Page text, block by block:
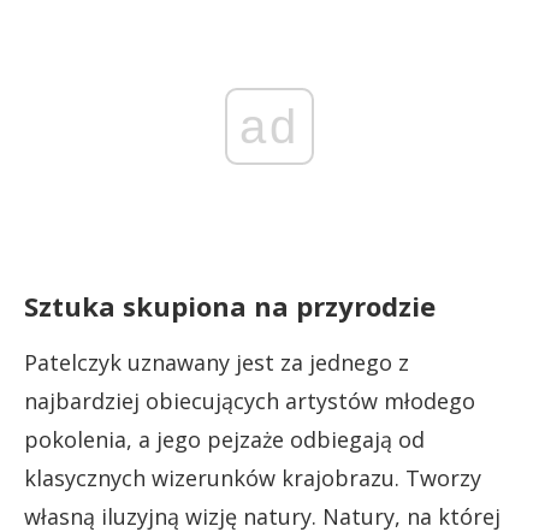
ad
Sztuka skupiona na przyrodzie
Patelczyk uznawany jest za jednego z
najbardziej obiecujących artystów młodego
pokolenia, a jego pejzaże odbiegają od
klasycznych wizerunków krajobrazu. Tworzy
własną iluzyjną wizję natury. Natury, na której